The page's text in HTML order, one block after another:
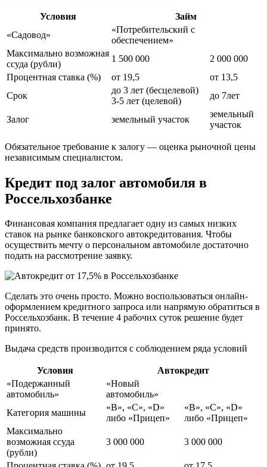
Условия
Займ
«Садовод»
«Потребительский с
обеспечением»
Максимально возможная
ссуда (рубли)
1 500 000
2 000 000
Процентная ставка (%)
от 19,5
от 13,5
Срок
до 3 лет (бесцелевой)
3-5 лет (целевой)
до 7лет
Залог земельный участок
земельный
участок
Обязательное требование к залогу — оценка рыночной цены
независимым специалистом.
Кредит под залог автомобиля в
Россельхозбанке
Финансовая компания предлагает одну из самых низких
ставок на рынке банковского автокредитования. Чтобы
осуществить мечту о персональном автомобиле достаточно
подать на рассмотрение заявку.
Сделать это очень просто. Можно воспользоваться онлайн-
оформлением кредитного запроса или напрямую обратиться в
Россельхозбанк. В течение 4 рабочих суток решение будет
принято.
Выдача средств производится с соблюдением ряда условий
Условия
Автокредит
«Подержанный
автомобиль»
«Новый
автомобиль»
Категория машины
«B», «С», «D»
либо «Прицеп»
«B», «С», «D»
либо «Прицеп»
Максимально
возможная ссуда
(рубли)
3 000 000 3 000 000